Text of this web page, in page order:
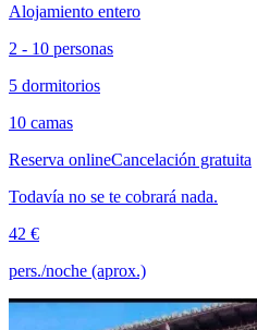
Alojamiento entero
2 - 10 personas
5 dormitorios
10 camas
Reserva onlineCancelación gratuita
Todavía no se te cobrará nada.
42 €
pers./noche (aprox.)